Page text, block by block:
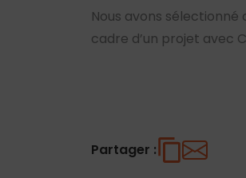
Nous avons
cadre d’un projet avec
Partager :